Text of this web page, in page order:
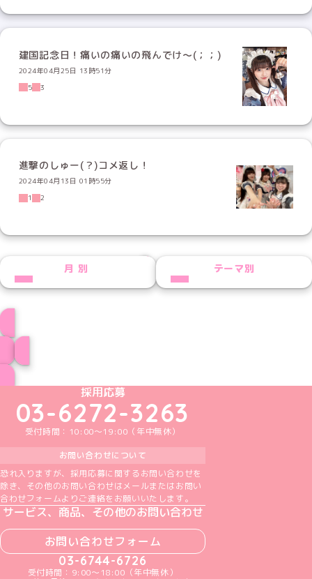
建国記念日！痛いの痛いの飛んでけ〜(；；)
2024年04月25日 13時51分
5
3
進撃のしゅー(？)コメ返し！
2024年04月13日 01時55分
1
2
NEXT
月別 テーマ別
めいどりーみんTikTok公式アカウント
めいどりーみんX公式アカウント
めいどりーみんInstagram公式アカウント
めいどりーみんFacebook公式アカウン
めいどりーみんYouTube公式アカ
採用応募
03-6272-3263
受付時間：10:00～19:00（年中無休）
お問い合わせについて
恐れ入りますが、採用応募に関するお問い合わせを
除き、その他のお問い合わせはメールまたはお問い
合わせフォームよりご連絡をお願いいたします。
サービス、商品、その他のお問い合わせ
お問い合わせフォーム
03-6744-6726
受付時間：9:00～18:00（年中無休）